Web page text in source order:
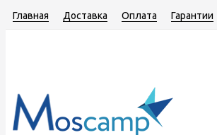
Главная Доставка Оплата Гарантии